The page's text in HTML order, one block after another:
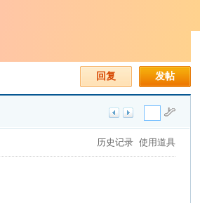
发帖
回复
历史记录 使用道具